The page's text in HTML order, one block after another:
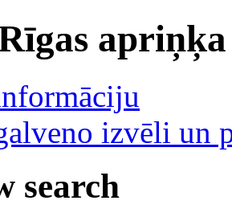
izvēli un
search